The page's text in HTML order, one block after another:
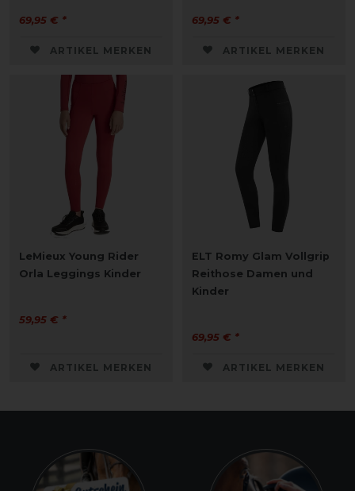
69,95 € *
ARTIKEL MERKEN
69,95 € *
ARTIKEL MERKEN
LeMieux Young Rider
Orla Leggings Kinder
59,95 € *
ARTIKEL MERKEN
ELT Romy Glam Vollgrip
Reithose Damen und
Kinder
69,95 € *
ARTIKEL MERKEN